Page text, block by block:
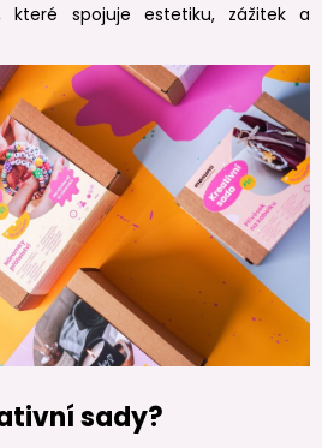
které spojuje estetiku, zážitek a
sady?